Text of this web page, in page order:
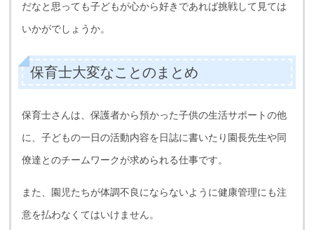
だなと思っても子どもが心から好きであれば挑戦して見ては
いかがでしょうか。
保育士大変なことのまとめ
保育士さんは、保護者から預かった子供の生活サポートの他
に、子どもの一日の活動内容を日誌に書いたり園長先生や同
僚達とのチームワークが求められる仕事です。
また、園児たちが体調不良にならないように健康管理にも注
意を払わなくてはいけません。